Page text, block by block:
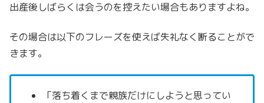
出産後しばらくは会うのを控えたい場合もありますよね。
その場合は以下のフレーズを使えば失礼なく断ることがで
きます。
「落ち着くまで親族だけにしようと思ってい